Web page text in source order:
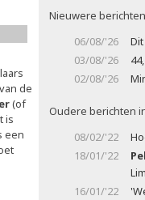
de
(of
is
een
Nieuwere
06/08/'26
03/08/'26
02/08/'26
Oudere berichten
08/02/'22
18/01/'22
16/01/'22